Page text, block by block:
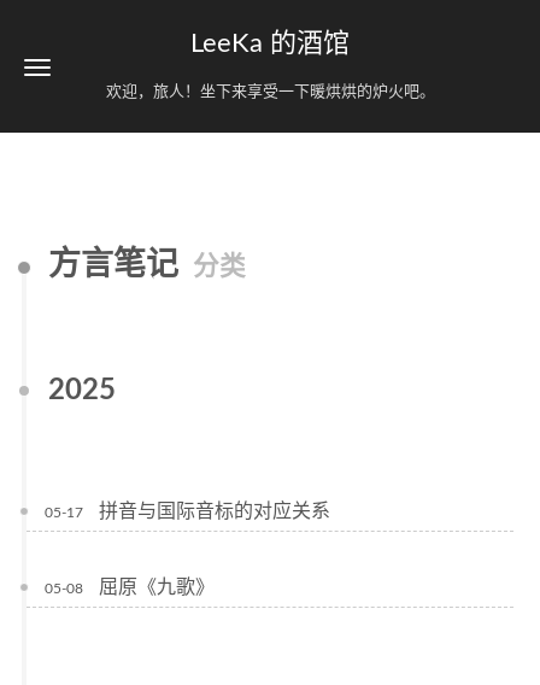
LeeKa 的酒馆
欢迎，旅人！坐下来享受一下暖烘烘的炉火吧。
方言笔记 分类
2025
05-17 拼音与国际音标的对应关系
05-08 屈原《九歌》